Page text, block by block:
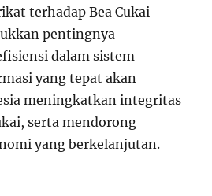
terhadap Bea Cukai
pentingnya
dalam sistem
yang tepat akan
meningkatkan integritas
serta mendorong
yang berkelanjutan.